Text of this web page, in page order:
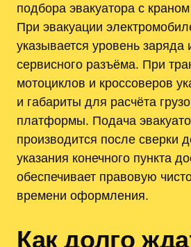
подбора эвакуатора с
При эвакуации
указывается уровень заряда
сервисного разъёма. При
мотоциклов и кроссоверов
и габариты для расчёта
платформы. Подача
производится после сверки
указания конечного пункта
обеспечивает правовую
времени оформления.
Как долго